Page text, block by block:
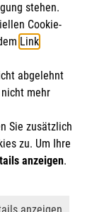
stehen.
Cookie-
Link.
abgelehnt
mehr
Sie zusätzlich
zu. Um Ihre
anzeigen.